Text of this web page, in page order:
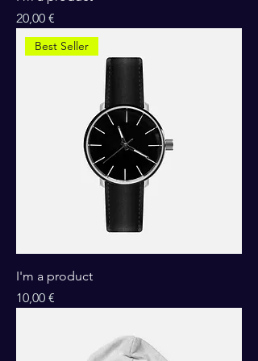
Цена
20,00 €
Best Seller
I'm a product
Цена
10,00 €